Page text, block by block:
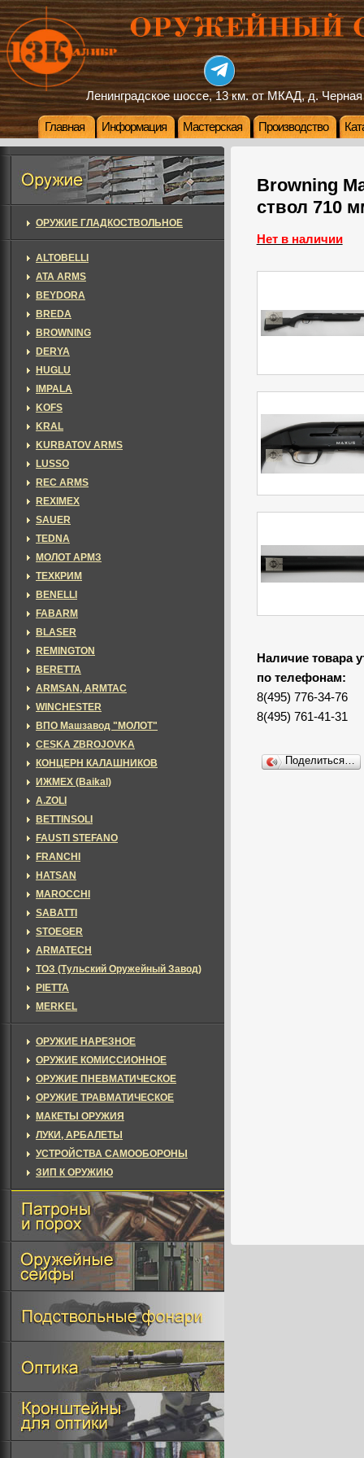
Ленинградское шоссе, 13 км. от МКАД, д. Черная
Главная Информация Мастерская Производство
Browning
ствол 710
Нет в наличии
Наличие товара
по телефонам:
8(495) 776-34-76
8(495) 761-41-31
Поделиться…
ОРУЖИЕ ГЛАДКОСТВОЛЬНОЕ
ALTOBELLI
ATA ARMS
BEYDORA
BREDA
BROWNING
DERYA
HUGLU
IMPALA
KOFS
KRAL
KURBATOV ARMS
LUSSO
REC ARMS
REXIMEX
SAUER
TEDNA
МОЛОТ АРМЗ
ТЕХКРИМ
BENELLI
FABARM
BLASER
REMINGTON
BERETTA
ARMSAN, ARMTAC
WINCHESTER
ВПО Машзавод "МОЛОТ"
CESKA ZBROJOVKA
КОНЦЕРН КАЛАШНИКОВ
ИЖМЕХ (Baikal)
A.ZOLI
BETTINSOLI
FAUSTI STEFANO
FRANCHI
HATSAN
MAROCCHI
SABATTI
STOEGER
ARMATECH
ТОЗ (Тульский Оружейный Завод)
PIETTA
MERKEL
ОРУЖИЕ НАРЕЗНОЕ
ОРУЖИЕ КОМИССИОННОЕ
ОРУЖИЕ ПНЕВМАТИЧЕСКОЕ
ОРУЖИЕ ТРАВМАТИЧЕСКОЕ
МАКЕТЫ ОРУЖИЯ
ЛУКИ, АРБАЛЕТЫ
УСТРОЙСТВА САМООБОРОНЫ
ЗИП К ОРУЖИЮ